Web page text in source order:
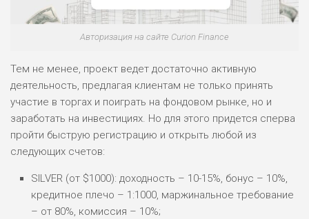
Авторизация на сайте Curion Finance
Тем не менее, проект ведет достаточно активную
деятельность, предлагая клиентам не только принять
участие в торгах и поиграть на фондовом рынке, но и
заработать на инвестициях. Но для этого придется сперва
пройти быструю регистрацию и открыть любой из
следующих счетов:
SILVER (от $1000): доходность – 10-15%, бонус – 10%,
кредитное плечо – 1:1000, маржинальное требование
– от 80%, комиссия – 10%;